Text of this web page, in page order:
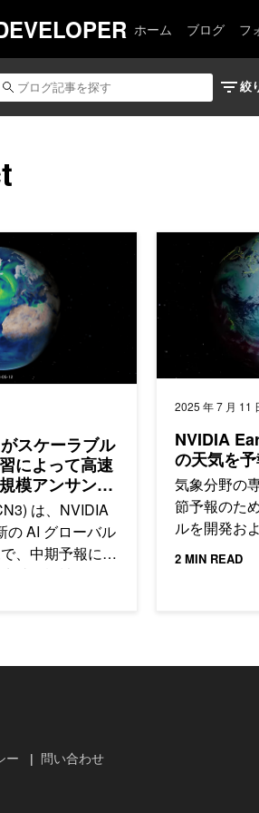
ホーム ブログ フ
スケーラブル
によって高速
模アンサンブ
にする
は、NVIDIA
の AI グローバル
、中期予報にお
端の機械学習モ
ラブルな幾何学機械学習によって高速
2025 年 7 月 11
NVIDIA
の天気を
気象分野の
節予報のた
ルを開発お
できる、
2 MIN READ
NVIDIA Earth-2
ー 問い合わせ